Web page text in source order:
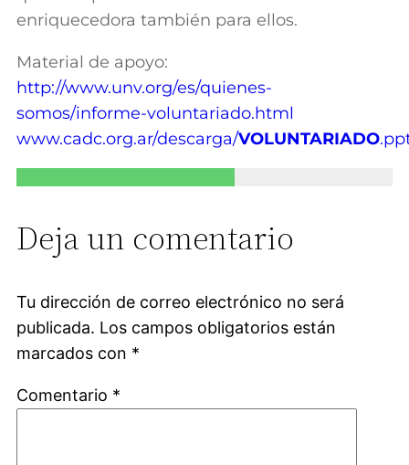
enriquecedora también para ellos.
Material de apoyo:
http://www.unv.org/es/quienes-
somos/informe-voluntariado.html
www.cadc.org.ar/descarga/VOLUNTARIADO
Deja un comentario
Tu dirección de correo electrónico no será
publicada. Los campos obligatorios están
marcados con *
Comentario *